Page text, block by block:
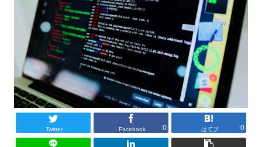
Twitter Facebook 0 はてブ 0